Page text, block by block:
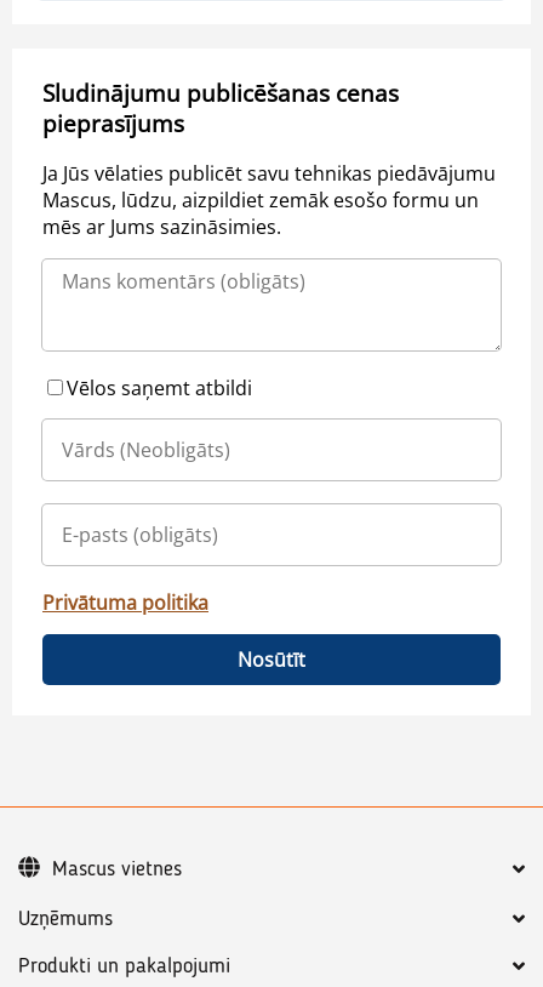
Sludinājumu publicēšanas cenas
pieprasījums
Ja Jūs vēlaties publicēt savu tehnikas piedāvājumu
Mascus, lūdzu, aizpildiet zemāk esošo formu un
mēs ar Jums sazināsimies.
Vēlos saņemt atbildi
Privātuma politika
Nosūtīt
Uzņēmums
Produkti un pakalpojumi
Mascus vietnes